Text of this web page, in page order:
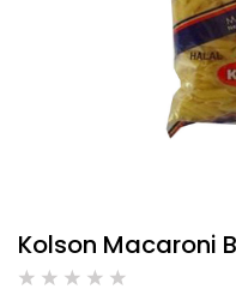
Kolson Macaroni